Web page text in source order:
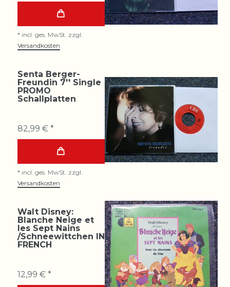
* incl. ges. MwSt. zzgl.
Versandkosten
Senta Berger-
Freundin 7'' Single
PROMO
Schallplatten
82,99 € *
* incl. ges. MwSt. zzgl.
Versandkosten
Walt Disney:
Blanche Neige et
les Sept Nains
/Schneewittchen IN
FRENCH
12,99 € *